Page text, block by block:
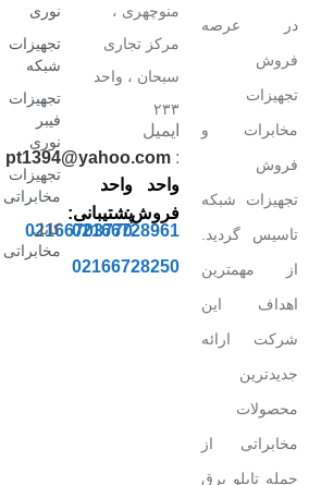
در عرصه
فروش
تجهیزات
مخابرات و
فروش
تجهیزات شبکه
تاسیس گردید.
از مهمترین
اهداف این
شرکت ارائه
جدیدترین
محصولات
مخابراتی از
جمله تابلو برق
منوچهری ،
مرکز تجاری
سبحان ، واحد
۲۳۳
ایمیل
:
pt1394@yahoo.com
واحد
فروش:
02166728961
02166728250
واحد
پشتیبانی:
02166703770
نوری
تجهیزات
شبکه
تجهیزات
فیبر
نوری
تجهیزات
مخابراتی
کابل
مخابراتی